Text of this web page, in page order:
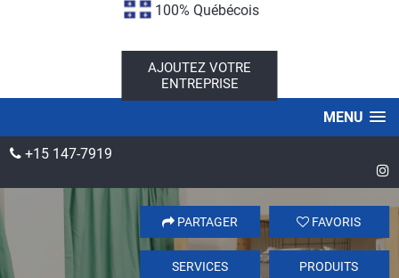
100% Québécois
AJOUTEZ VOTRE
ENTREPRISE
MENU
+15 147-7919
FAVORIS
PARTAGER
PRODUITS
SERVICES